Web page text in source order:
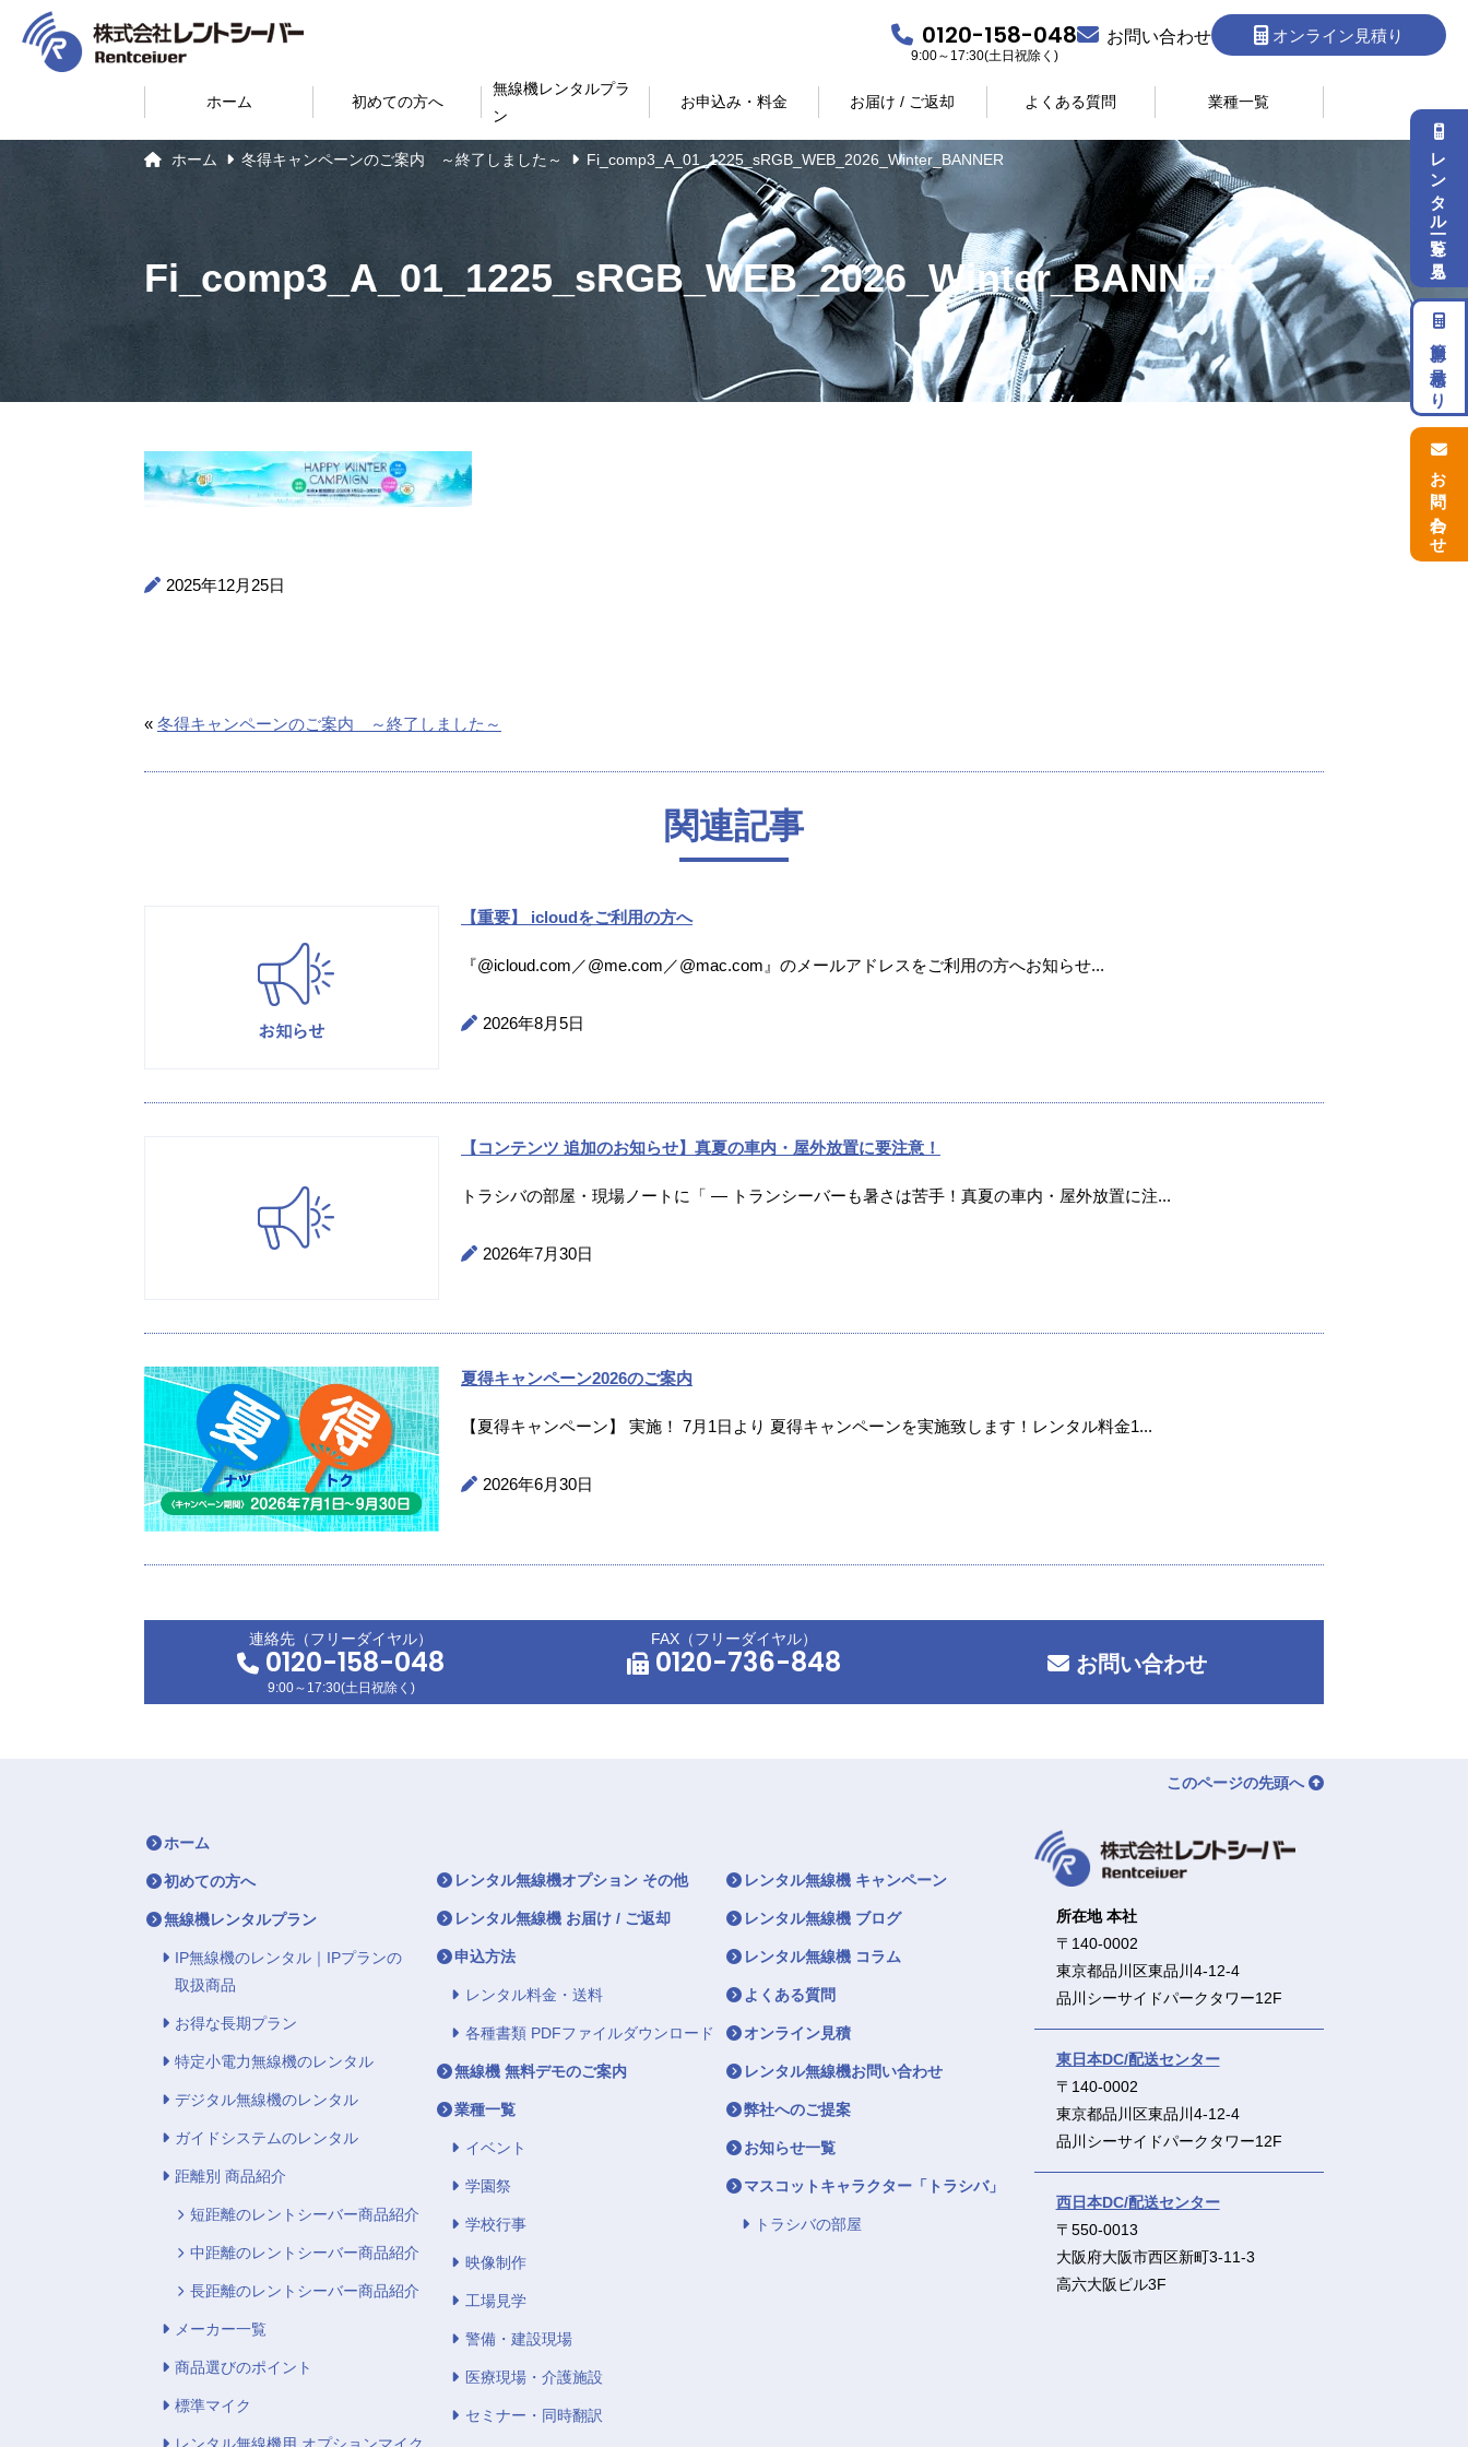
0120-158-048
9:00～17:30(土日祝除く)
お問い合わせ オンライン見積り
ホーム 初めての方へ
無線機レンタルプラ
ン
お申込み・料金 お届け / ご返却 よくある質問 業種一覧
レンタル一覧を見る
簡単お見積もり
お問い合わせ
ホーム 冬得キャンペーンのご案内 ～終了しました～ Fi_comp3_A_01_1225_sRGB_WEB_2026_Winter_BANNER
Fi_comp3_A_01_1225_sRGB_WEB_2026_Winter_BANNER
2025年12月25日
« 冬得キャンペーンのご案内 ～終了しました～
関連記事
【重要】 icloudをご利用の方へ
『@icloud.com／@me.com／@mac.com』のメールアドレスをご利用の方へお知らせ...
2026年8月5日
【コンテンツ 追加のお知らせ】真夏の車内・屋外放置に要注意！
トラシバの部屋・現場ノートに「 ― トランシーバーも暑さは苦手！真夏の車内・屋外放置に注...
2026年7月30日
夏得キャンペーン2026のご案内
【夏得キャンペーン】 実施！ 7月1日より 夏得キャンペーンを実施致します！レンタル料金1...
2026年6月30日
連絡先（フリーダイヤル）
0120-158-048
9:00～17:30(土日祝除く)
FAX（フリーダイヤル）
0120-736-848 お問い合わせ
このページの先頭へ
ホーム
初めての方へ
無線機レンタルプラン
IP無線機のレンタル｜IPプランの
取扱商品
お得な長期プラン
特定小電力無線機のレンタル
デジタル無線機のレンタル
ガイドシステムのレンタル
距離別 商品紹介
短距離のレントシーバー商品紹介
中距離のレントシーバー商品紹介
長距離のレントシーバー商品紹介
メーカー一覧
商品選びのポイント
標準マイク
レンタル無線機オプション その他
レンタル無線機 お届け / ご返却
申込方法
レンタル料金・送料
各種書類 PDFファイルダウンロード
無線機 無料デモのご案内
業種一覧
イベント
学園祭
学校行事
映像制作
工場見学
警備・建設現場
医療現場・介護施設
セミナー・同時翻訳
レンタル無線機 キャンペーン
レンタル無線機 ブログ
レンタル無線機 コラム
よくある質問
オンライン見積
レンタル無線機お問い合わせ
弊社へのご提案
お知らせ一覧
マスコットキャラクター「トラシバ」
トラシバの部屋
所在地 本社
〒140-0002
東京都品川区東品川4-12-4
品川シーサイドパークタワー12F
東日本DC/配送センター
〒140-0002
東京都品川区東品川4-12-4
品川シーサイドパークタワー12F
西日本DC/配送センター
〒550-0013
大阪府大阪市西区新町3-11-3
高六大阪ビル3F